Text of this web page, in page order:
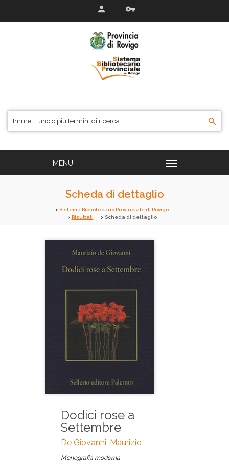
Scheda di dettaglio
Sistema Bibliotecario Provinciale di Rovigo
Risultati
Scheda di dettaglio
Dodici rose a
Settembre
De Giovanni, Maurizio
Monografia moderna